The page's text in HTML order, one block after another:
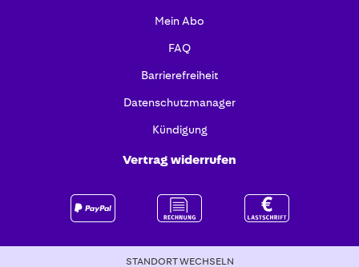
Mein Abo
FAQ
Barrierefreiheit
Datenschutzmanager
Kündigung
Vertrag widerrufen
STANDORT WECHSELN